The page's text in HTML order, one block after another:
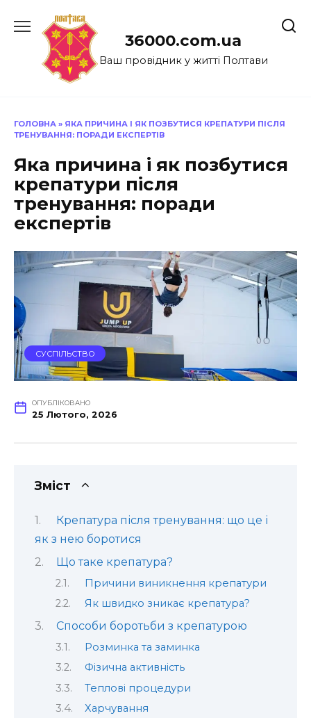
до
36000.com.ua
Ваш провідник у житті Полтави
ГОЛОВНА » ЯКА ПРИЧИНА І ЯК ПОЗБУТИСЯ КРЕПАТУРИ ПІСЛЯ
ТРЕНУВАННЯ: ПОРАДИ ЕКСПЕРТІВ
Яка причина і як позбутися
крепатури після
тренування: поради
експертів
СУСПІЛЬСТВО
ОПУБЛІКОВАНО
25 Лютого, 2026
Зміст
Крепатура після тренування: що це і
як з нею боротися
Що таке крепатура?
Причини виникнення крепатури
Як швидко зникає крепатура?
Способи боротьби з крепатурою
Розминка та заминка
Фізична активність
Теплові процедури
Харчування